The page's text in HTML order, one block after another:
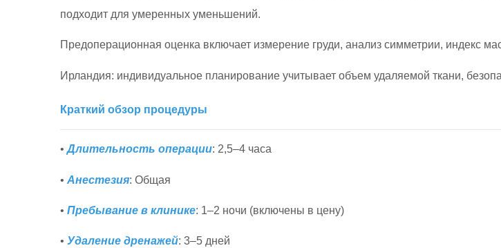
подходит для умеренных уменьшений.
Предоперационная оценка включает измерение груди, анализ симметрии, индекс
Ирландия: индивидуальное планирование учитывает объем удаляемой ткани,
Краткий обзор процедуры
•Длительность операции: 2,5–4 часа
• Анестезия: Общая
• Пребывание в клинике: 1–2 ночи (включены в цену)
• Удаление дренажей: 3–5 дней